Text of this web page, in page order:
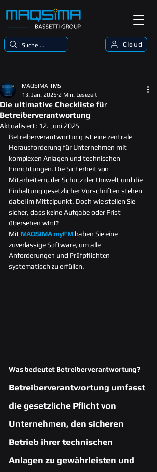
Cloud
Die ultimative Checkliste für
Betreiberverantwortung
MAQSIMA TMS
13. Jan. 2025 2 Min. Lesezeit
Aktualisiert: 12. Juni 2025
Betreiberverantwortung ist eine zentrale
Herausforderung für Unternehmen mit
komplexen Anlagen und technischen
Einrichtungen. Die Sicherheit von
Mitarbeitern, der Schutz der Umwelt und die
Einhaltung gesetzlicher Vorschriften stehen
dabei im Mittelpunkt. Doch wie stellen Sie
sicher, dass keine Aufgabe oder Frist
übersehen wird?
Mit MAQSIMA myFM haben Sie eine
zuverlässige Software, um alle
Anforderungen und Prüfpflichten
systematisch zu erfüllen.
Was bedeutet Betreiberverantwortung?
Betreiberverantwortung umfasst
die gesetzliche Pflicht von
Unternehmen, den sicheren
Betrieb ihrer technischen
Anlagen zu gewährleisten und